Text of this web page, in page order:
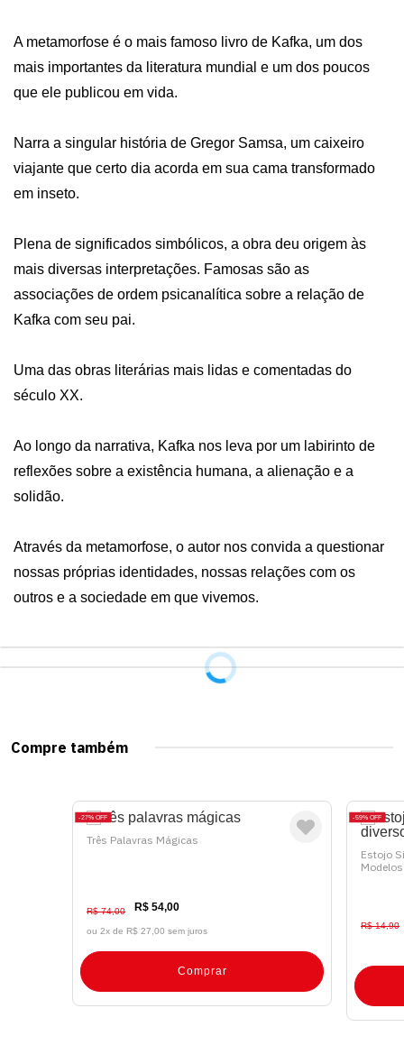
A metamorfose é o mais famoso livro de Kafka, um dos
mais importantes da literatura mundial e um dos poucos
que ele publicou em vida.
Narra a singular história de Gregor Samsa, um caixeiro
viajante que certo dia acorda em sua cama transformado
em inseto.
Plena de significados simbólicos, a obra deu origem às
mais diversas interpretações. Famosas são as
associações de ordem psicanalítica sobre a relação de
Kafka com seu pai.
Uma das obras literárias mais lidas e comentadas do
século XX.
Ao longo da narrativa, Kafka nos leva por um labirinto de
reflexões sobre a existência humana, a alienação e a
solidão.
Através da metamorfose, o autor nos convida a questionar
nossas próprias identidades, nossas relações com os
outros e a sociedade em que vivemos.
Compre também
27% OFF
Três Palavras Mágicas
R$ 74,00 R$ 54,00
ou 2x de R$ 27,00 sem juros
Comprar
59% OFF
Estojo
Modelos
R$ 14,90